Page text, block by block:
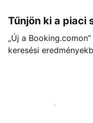
Tűnjön ki a piaci
„Új a
keresési
Vágjon bele még ma